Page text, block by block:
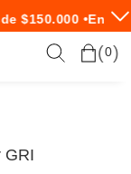
$150.000 •Envío
0
GRI